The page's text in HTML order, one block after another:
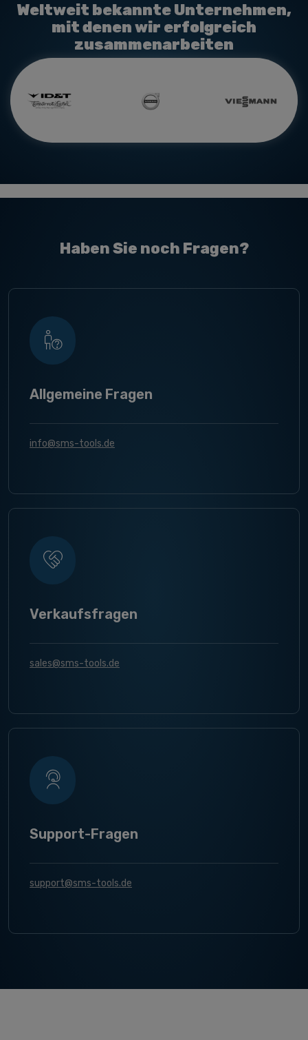
Weltweit bekannte Unternehmen,
mit denen wir erfolgreich
zusammenarbeiten
Haben Sie noch Fragen?
Allgemeine Fragen
info@sms-tools.de
Verkaufsfragen
sales@sms-tools.de
Support-Fragen
support@sms-tools.de